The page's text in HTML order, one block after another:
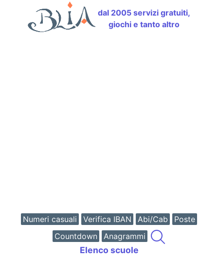
dal 2005 servizi gratuiti,
giochi e tanto altro
Numeri casuali Verifica IBAN Abi/Cab
Poste
Countdown
Anagrammi
Elenco scuole